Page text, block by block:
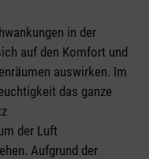
in der
auf den Komfort und
auswirken. Im
das ganze
der Luft
Aufgrund der